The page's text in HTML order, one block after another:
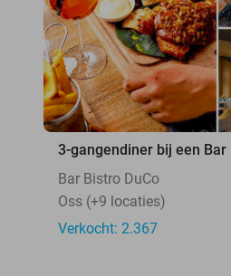
3-gangendiner bij een Bar
Bar Bistro DuCo
Oss (+9 locaties)
Verkocht: 2.367